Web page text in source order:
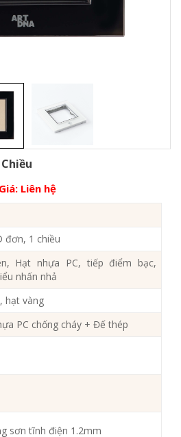
Giá: Liên hệ
đơn, 1 chiều
Hạt nhựa PC, tiếp điểm bạc,
nhấn nhả
hạt vàng
PC chống cháy + Đế thép
sơn tĩnh điện 1.2mm